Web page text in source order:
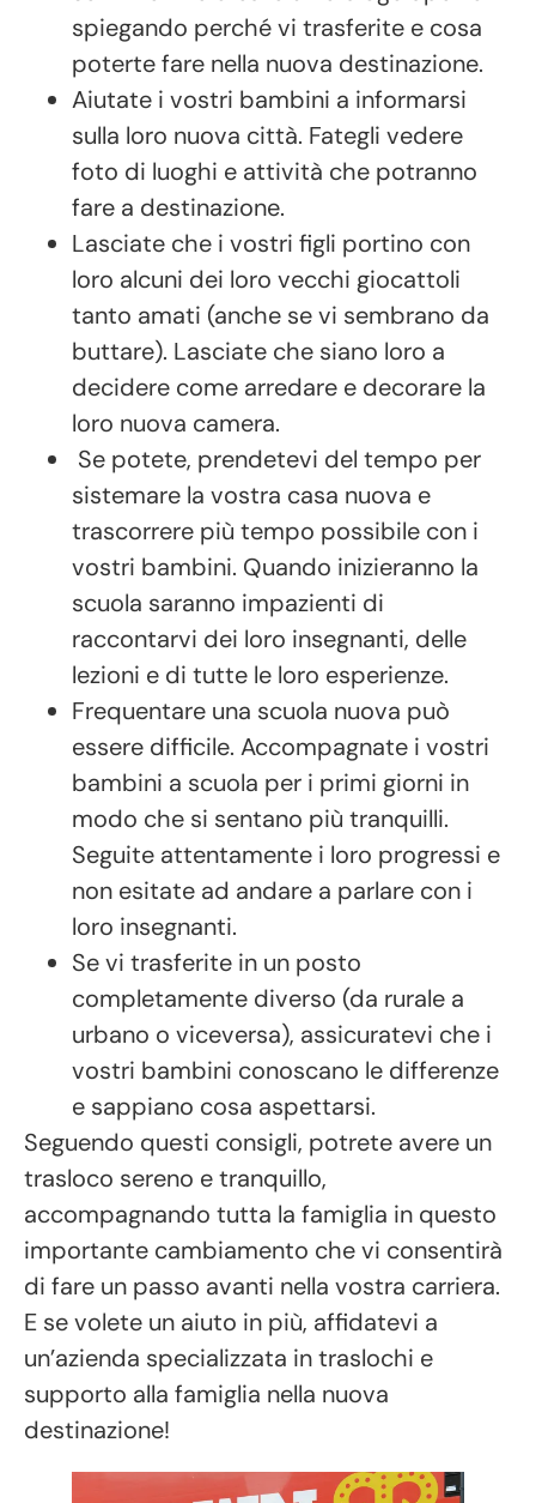
spiegando perché vi trasferite e cosa
poterte fare nella nuova destinazione.
Aiutate i vostri bambini a informarsi
sulla loro nuova città. Fategli vedere
foto di luoghi e attività che potranno
fare a destinazione.
Lasciate che i vostri figli portino con
loro alcuni dei loro vecchi giocattoli
tanto amati (anche se vi sembrano da
buttare). Lasciate che siano loro a
decidere come arredare e decorare la
loro nuova camera.
Se potete, prendetevi del tempo per
sistemare la vostra casa nuova e
trascorrere più tempo possibile con i
vostri bambini. Quando inizieranno la
scuola saranno impazienti di
raccontarvi dei loro insegnanti, delle
lezioni e di tutte le loro esperienze.
Frequentare una scuola nuova può
essere difficile. Accompagnate i vostri
bambini a scuola per i primi giorni in
modo che si sentano più tranquilli.
Seguite attentamente i loro progressi e
non esitate ad andare a parlare con i
loro insegnanti.
Se vi trasferite in un posto
completamente diverso (da rurale a
urbano o viceversa), assicuratevi che i
vostri bambini conoscano le differenze
e sappiano cosa aspettarsi.
Seguendo questi consigli, potrete avere un
trasloco sereno e tranquillo,
accompagnando tutta la famiglia in questo
importante cambiamento che vi consentirà
di fare un passo avanti nella vostra carriera.
E se volete un aiuto in più, affidatevi a
un’azienda specializzata in traslochi e
supporto alla famiglia nella nuova
destinazione!